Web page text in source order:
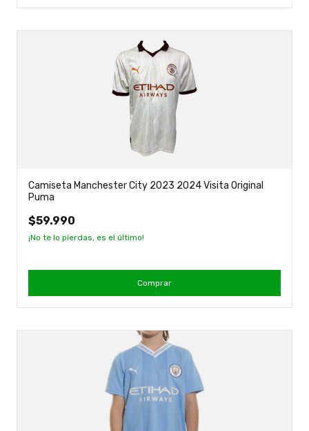
Camiseta Manchester City 2023 2024 Visita Original
Puma
$59.990
¡No te lo pierdas, es el último!
Comprar